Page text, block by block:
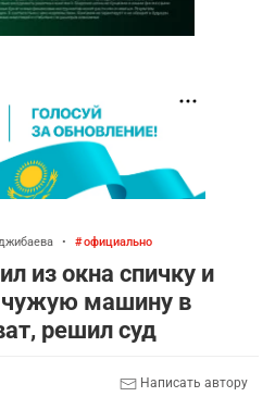
• официально
из окна спичку и
чужую машину в
решил суд
Написать автору